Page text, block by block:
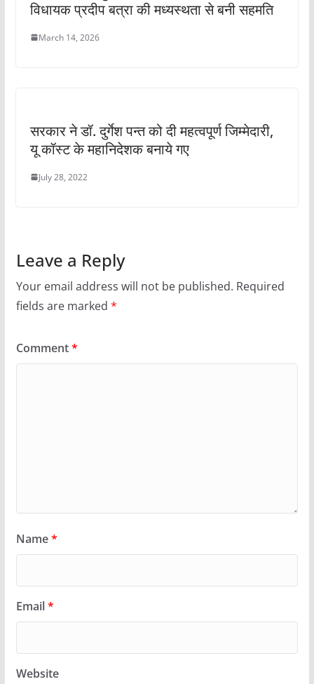
विधायक प्रदीप बत्रा की मध्यस्थता से बनी सहमति
March 14, 2026
सरकार ने डॉ. दुर्गेश पन्त को दी महत्वपूर्ण जिम्मेदारी,
यू कॉस्ट के महानिदेशक बनाये गए
July 28, 2022
Leave a Reply
Your email address will not be published. Required
fields are marked *
Comment*
Name*
Email*
Website